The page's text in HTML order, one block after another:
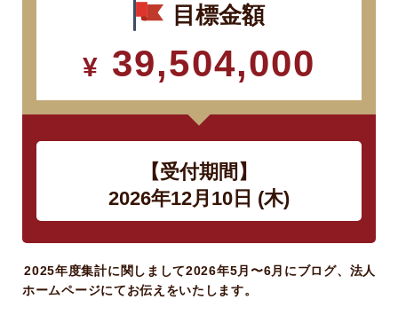
目標金額
39,504,000
【受付期間】
2026年12月10日 (木)
2025年度集計に関しまして2026年5月〜6月にブログ、法人
ホームページにてお伝えをいたします。